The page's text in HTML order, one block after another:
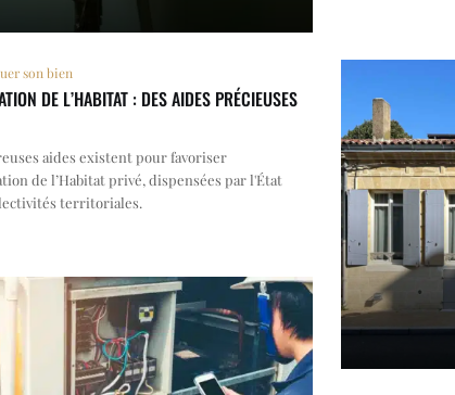
son bien
DE L’HABITAT : DES AIDES PRÉCIEUSES
aides existent pour favoriser
de l’Habitat privé, dispensées par l'État
territoriales.